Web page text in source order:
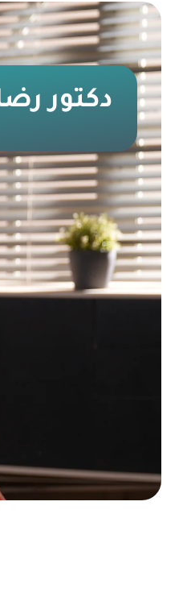
دكتور